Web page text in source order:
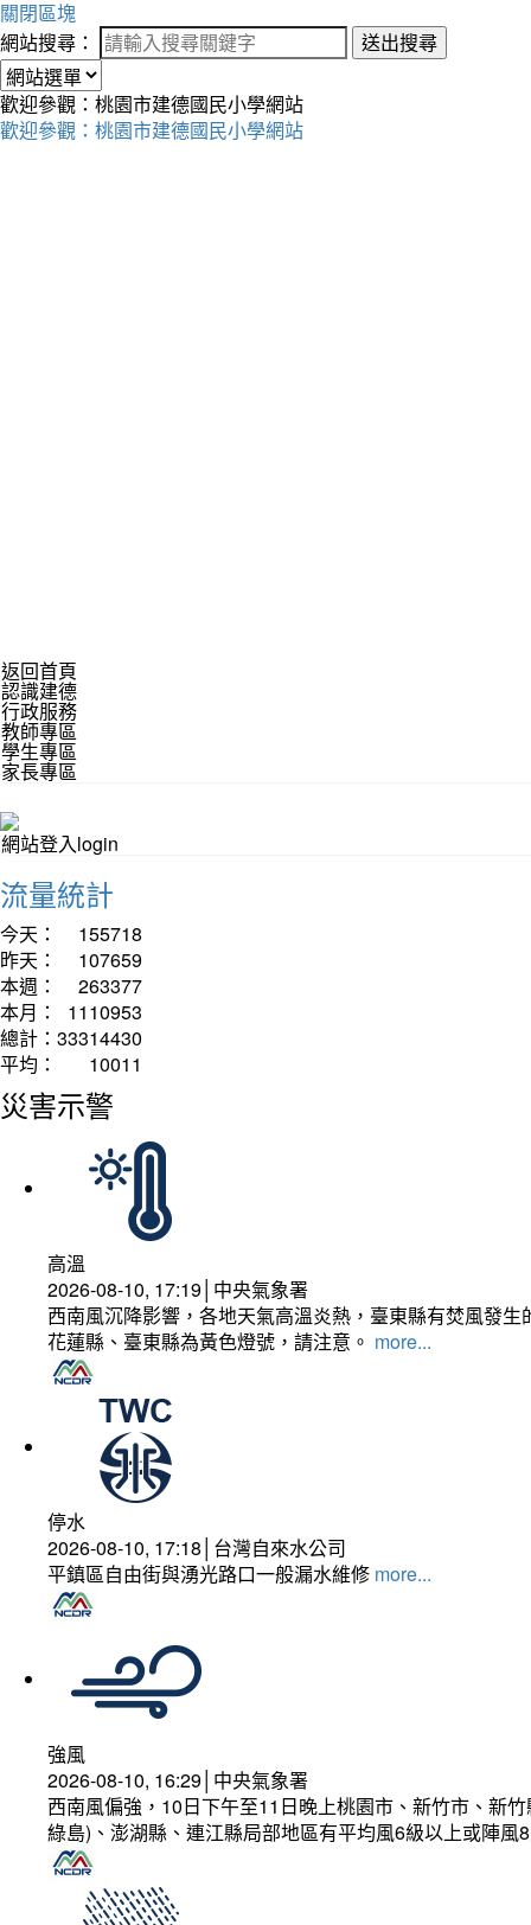
關閉區塊
網站搜尋：
送出搜尋
歡迎參觀：桃園市建德國民小學網站
歡迎參觀：桃園市建德國民小學網站
返回首頁
認識建德
行政服務
教師專區
學生專區
家長專區
網站登入login
流量統計
今天：
155718
昨天：
107659
本週：
263377
本月：
1110953
總計： 33314430
平均：
10011
災害示警
高溫
2026-08-10, 17:19│中央氣象署
西南風沉降影響，各地天氣高溫炎熱，臺東縣有焚風發
花蓮縣、臺東縣為黃色燈號，請注意。 more...
停水
2026-08-10, 17:18│台灣自來水公司
平鎮區自由街與湧光路口一般漏水維修 more...
強風
2026-08-10, 16:29│中央氣象署
西南風偏強，10日下午至11日晚上桃園市、新竹市、新
綠島)、澎湖縣、連江縣局部地區有平均風6級以上或陣